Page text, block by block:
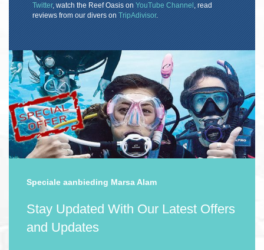
Twitter, watch the Reef Oasis on YouTube Channel, read
reviews from our divers onTripAdivisor.
Speciale aanbieding Marsa Alam
Stay Updated With Our Latest Offers
and Updates